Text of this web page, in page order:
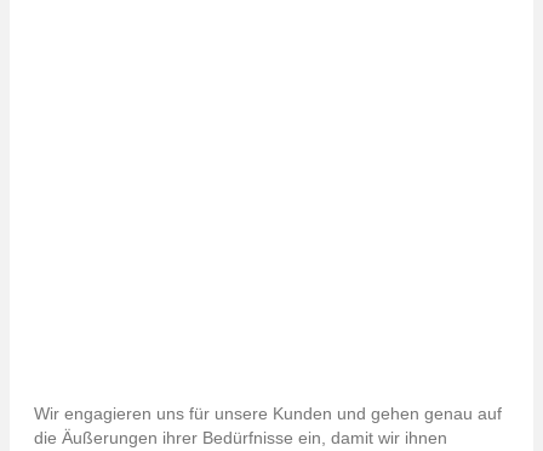
Wir engagieren uns für unsere Kunden und gehen genau auf
die Äußerungen ihrer Bedürfnisse ein, damit wir ihnen